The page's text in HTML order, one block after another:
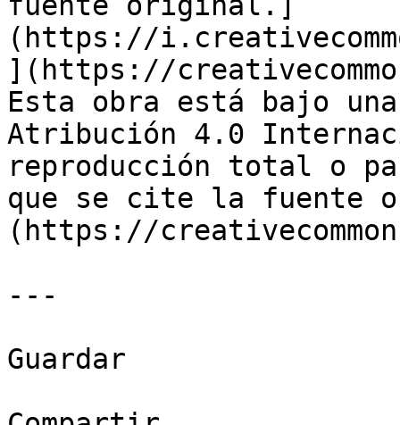
(https://
](https://
Esta obra está bajo
Atribución 4.0
reproducción total o
que se cite la fuente
(https://
---
Guardar